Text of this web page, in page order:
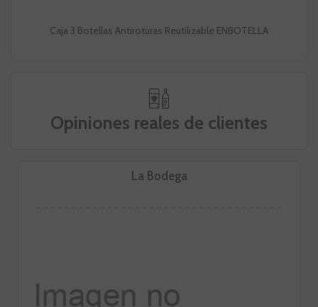
La Bodega
Caja 3 Botellas Antiroturas Reutilizable ENBOTELLA
Opiniones reales de clientes